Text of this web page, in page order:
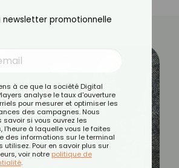
newsletter promotionnelle
à ce que la société Digital
analyse le taux d'ouverture
pour mesurer et optimiser les
des campagnes. Nous
savoir si vous ouvrez les
l'heure à laquelle vous le faites
des informations sur le terminal
utilisez. Pour en savoir plus sur
voir notre politique de
.